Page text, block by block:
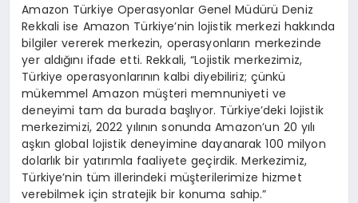
Amazon Türkiye Operasyonlar Genel Müdürü Deniz
Rekkali ise Amazon Türkiye’nin lojistik merkezi hakkında
bilgiler vererek merkezin, operasyonların merkezinde
yer aldığını ifade etti. Rekkali, “Lojistik merkezimiz,
Türkiye operasyonlarının kalbi diyebiliriz; çünkü
mükemmel Amazon müşteri memnuniyeti ve
deneyimi tam da burada başlıyor. Türkiye’deki lojistik
merkezimizi, 2022 yılının sonunda Amazon’un 20 yılı
aşkın global lojistik deneyimine dayanarak 100 milyon
dolarlık bir yatırımla faaliyete geçirdik. Merkezimiz,
Türkiye’nin tüm illerindeki müşterilerimize hizmet
verebilmek için stratejik bir konuma sahip.”